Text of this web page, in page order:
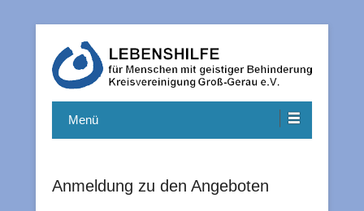
Lebenshilfe Kreisvereinigung
Groß-Gerau e.V.
Menü
Anmeldung zu den Angeboten